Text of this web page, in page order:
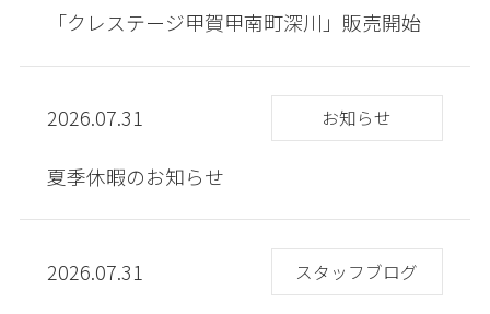
「クレステージ甲賀甲南町深川」販売開始
2026.07.31 お知らせ
夏季休暇のお知らせ
2026.07.31 スタッフブログ